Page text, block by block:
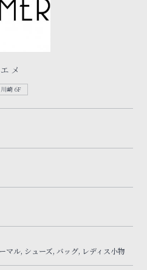
エメ
川崎 6F
ル, シューズ, バッグ, レディス小物